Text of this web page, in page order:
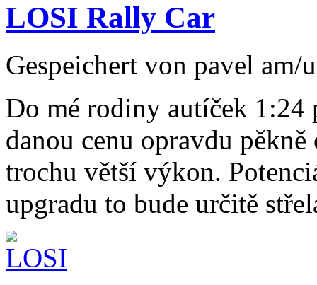
LOSI Rally Car
Gespeichert von pavel am/
Do mé rodiny autíček
danou cenu opravdu
trochu větší výkon.
upgradu to bude určitě